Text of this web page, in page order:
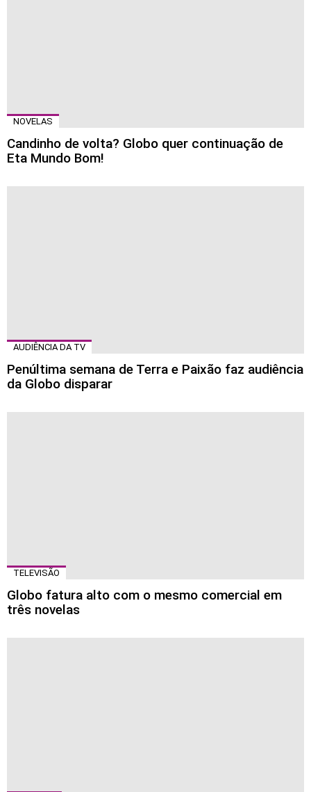
NOVELAS
Candinho de volta? Globo quer continuação de
Eta Mundo Bom!
AUDIÊNCIA DA TV
Penúltima semana de Terra e Paixão faz audiência
da Globo disparar
TELEVISÃO
Globo fatura alto com o mesmo comercial em
três novelas